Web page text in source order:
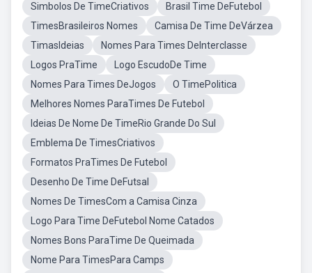
Simbolos De TimeCriativos
Brasil Time DeFutebol
TimesBrasileiros Nomes
Camisa De Time DeVárzea
TimasIdeias
Nomes Para Times DeInterclasse
Logos PraTime
Logo EscudoDe Time
Nomes Para Times DeJogos
O TimePolitica
Melhores Nomes ParaTimes De Futebol
Ideias De Nome De TimeRio Grande Do Sul
Emblema De TimesCriativos
Formatos PraTimes De Futebol
Desenho De Time DeFutsal
Nomes De TimesCom a Camisa Cinza
Logo Para Time DeFutebol Nome Catados
Nomes Bons ParaTime De Queimada
Nome Para TimesPara Camps